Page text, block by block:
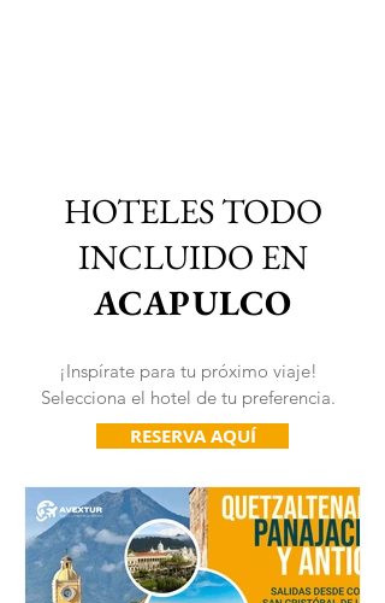
VIAJES 2027
HOTELES TODO
INCLUIDO EN
ACAPULCO
¡Inspírate para tu próximo viaje!
Selecciona el hotel de tu preferencia.
RESERVA AQUÍ